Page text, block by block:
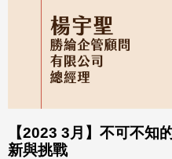
【2023 3月】不可不知
新與挑戰